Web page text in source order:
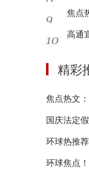
焦点
高通
精彩
焦点热文
国庆法定
环球热推
环球焦点